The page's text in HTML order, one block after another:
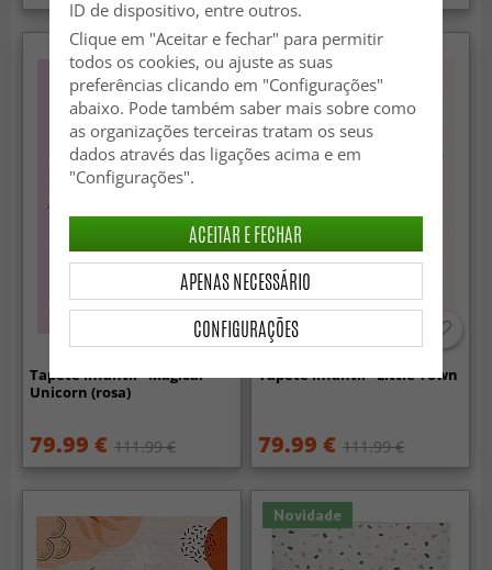
Tapete infantil - Magical
Unicorn (rosa)
79.99 € 111.99 €
Tapete infantil - Little Town
79.99 € 111.99 €
Novidade
ID de dispositivo, entre outros.
Clique em "Aceitar e fechar" para permitir
todos os cookies, ou ajuste as suas
preferências clicando em "Configurações"
abaixo. Pode também saber mais sobre como
as organizações terceiras tratam os seus
dados através das ligações acima e em
"Configurações".
CONFIGURAÇÕES
APENAS NECESSÁRIO
ACEITAR E FECHAR